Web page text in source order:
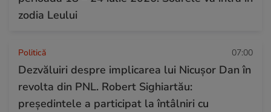
zodia Leului
Politică 07:00
Dezvăluiri despre implicarea lui Nicușor Dan în
revolta din PNL. Robert Sighiartău:
președintele a participat la întâlniri cu